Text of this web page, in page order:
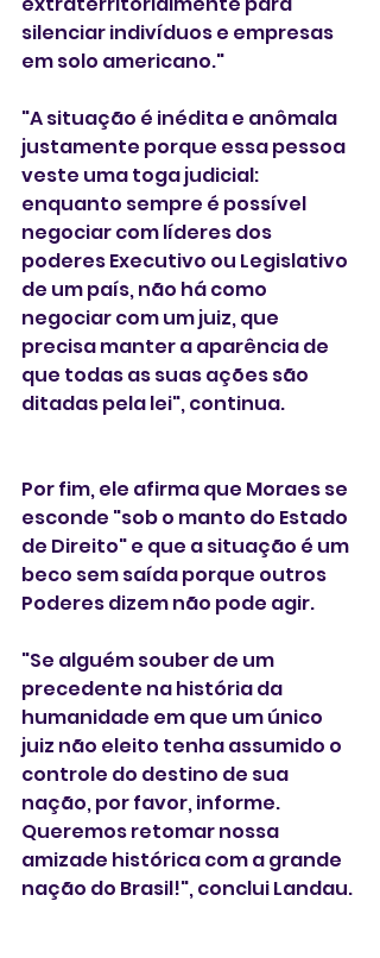
silenciar indivíduos e empresas
em solo americano."
"A situação é inédita e anômala
justamente porque essa pessoa
veste uma toga judicial:
enquanto sempre é possível
negociar com líderes dos
poderes Executivo ou Legislativo
de um país, não há como
negociar com um juiz, que
precisa manter a aparência de
que todas as suas ações são
ditadas pela lei", continua.
Por fim, ele afirma que Moraes se
esconde "sob o manto do Estado
de Direito" e que a situação é um
beco sem saída porque outros
Poderes dizem não pode agir.
"Se alguém souber de um
precedente na história da
humanidade em que um único
juiz não eleito tenha assumido o
controle do destino de sua
nação, por favor, informe.
Queremos retomar nossa
amizade histórica com a grande
nação do Brasil!", conclui Landau.